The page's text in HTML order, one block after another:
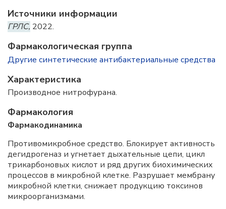
Источники информации
ГРЛС, 2022.
Фармакологическая группа
Другие синтетические антибактериальные средства
Характеристика
Производное нитрофурана.
Фармакология
Фармакодинамика
Противомикробное средство. Блокирует активность
дегидрогеназ и угнетает дыхательные цепи, цикл
трикарбоновых кислот и ряд других биохимических
процессов в микробной клетке. Разрушает мембрану
микробной клетки, снижает продукцию токсинов
микроорганизмами.